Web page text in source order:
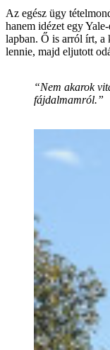
Az egész ügy
hanem idézet egy
lapban. Ő is arról írt, a
lennie, majd eljutott
“Nem akarok
fájdalmamról.”